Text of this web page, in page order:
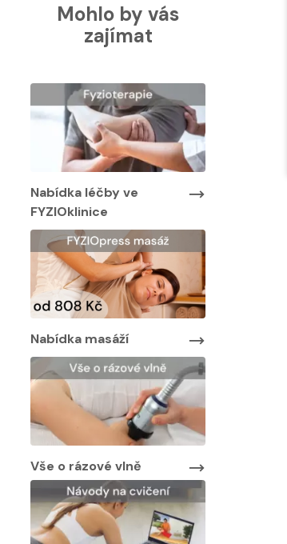
Mohlo by vás
zajímat
Nabídka léčby ve
Nabídka masáží
Vše o rázové vlně